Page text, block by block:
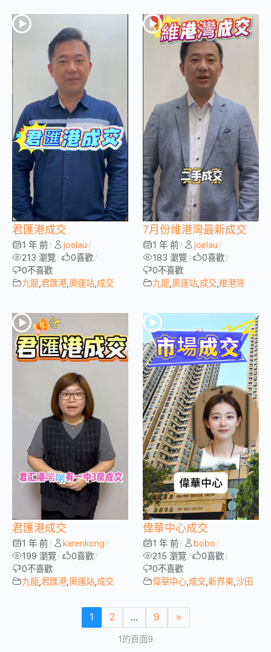
君匯港成交
1 年 前 / joelau /
213 瀏覽 / 0喜歡 /
0不喜歡
九龍 君匯港 奧運站 成交
7月份維港灣最新成交
1 年 前 / joelau /
183 瀏覽 / 0喜歡 /
0不喜歡
九龍 奧運站 成交 維港灣
君匯港成交
1 年 前 / karenkong /
199 瀏覽 / 0喜歡 /
0不喜歡
九龍 君匯港 奧運站 成交
偉華中心成交
1 年 前 / bobo /
215 瀏覽 / 0喜歡 /
0不喜歡
偉華中心 成交 新界東 沙田
1 2 ... 9 »
1的頁面9